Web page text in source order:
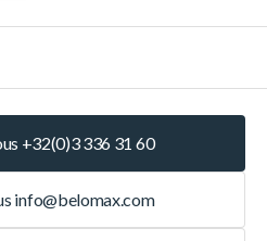
+32(0)3 336 31 60
info@belomax.com